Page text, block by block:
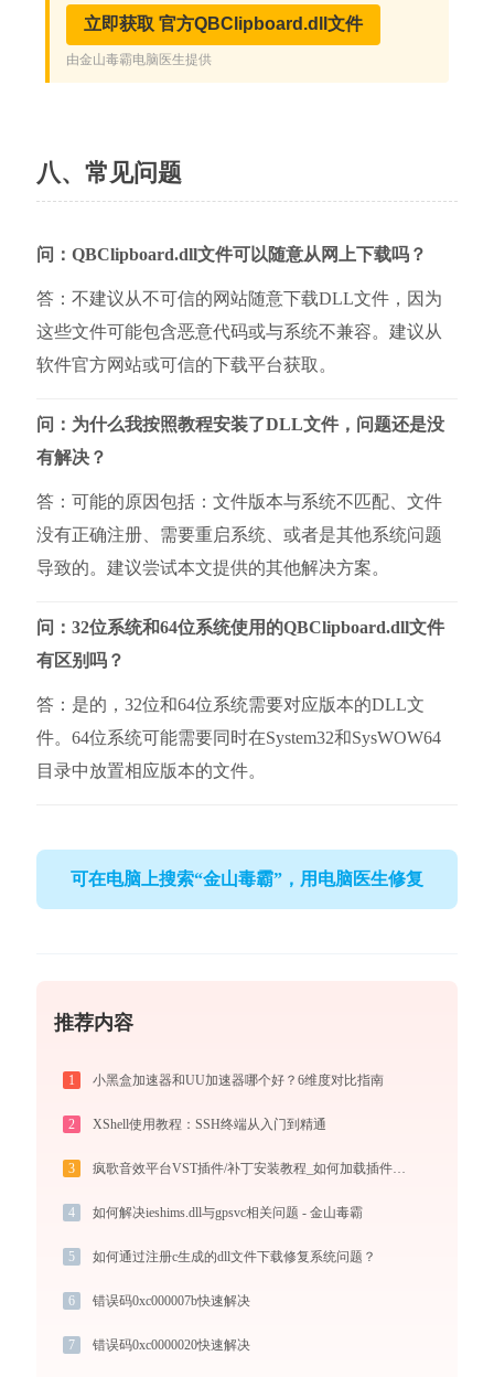
八、常见问题
问：QBClipboard.dll文件可以随意从网上下载吗？
答：不建议从不可信的网站随意下载DLL文件，因为
这些文件可能包含恶意代码或与系统不兼容。建议从
软件官方网站或可信的下载平台获取。
问：为什么我按照教程安装了DLL文件，问题还是没
有解决？
答：可能的原因包括：文件版本与系统不匹配、文件
没有正确注册、需要重启系统、或者是其他系统问题
导致的。建议尝试本文提供的其他解决方案。
问：32位系统和64位系统使用的QBClipboard.dll文件
有区别吗？
答：是的，32位和64位系统需要对应版本的DLL文
件。64位系统可能需要同时在System32和SysWOW64
目录中放置相应版本的文件。
可在电脑上搜索“金山毒霸”，用电脑医生修复
推荐内容
1 小黑盒加速器和UU加速器哪个好？6维度对比指南
2 XShell使用教程：SSH终端从入门到精通
3 疯歌音效平台VST插件/补丁安装教程_如何加载插件效果包
4 如何解决ieshims.dll与gpsvc相关问题 - 金山毒霸
5 如何通过注册c生成的dll文件下载修复系统问题？
6 错误码0xc000007b快速解决
7 错误码0xc0000020快速解决